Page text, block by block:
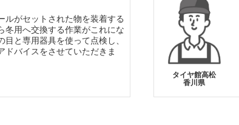
ルがセットされた物を装着する
冬用へ交換する作業がこれにな
目と専用器具を使って点検し、
ドバイスをさせていただきま
タイヤ館高松
香川県